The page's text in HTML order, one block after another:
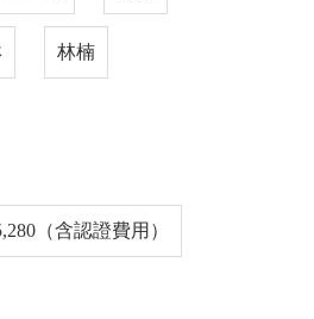
林楠
（含認證費用）